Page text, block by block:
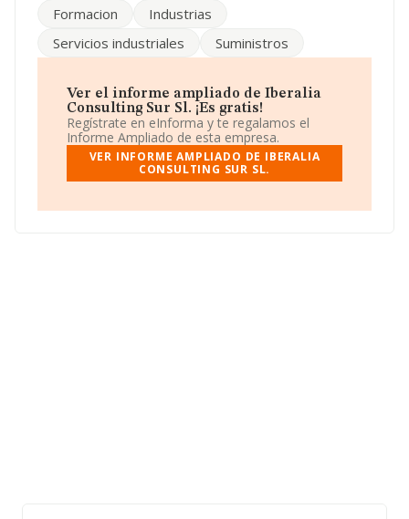
energía hidroeléctrica' con código 3515. La empresa no
El número de empleados ha crecido y teniendo en
dispuesto de un número de empleados por encima de la
media de sector.
Es posible ponerse en contacto con la empresa a través
del teléfono 957046171 y el correo electrónico es
miguelf@iberaliaconsulting.es. Puedes visitar su sitio
web:www.iberaliaconsulting.es.
La sociedad españolaIberalia Consulting Sur S.L,
Formacion
Industrias
Servicios industriales
Suministros
Ver el informe ampliado de Iberalia
Consulting Sur Sl. ¡Es gratis!
Regístrate en eInforma y te regalamos el
Informe Ampliado de esta empresa.
VER INFORME AMPLIADO DE IBERALIA
CONSULTING SUR SL.